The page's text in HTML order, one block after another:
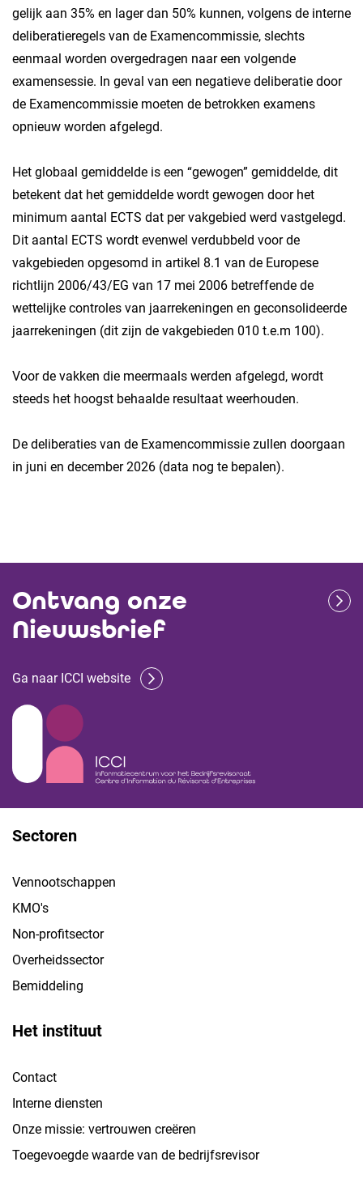
gelijk aan 35% en lager dan 50% kunnen, volgens de interne
deliberatieregels van de Examencommissie, slechts
eenmaal worden overgedragen naar een volgende
examensessie. In geval van een negatieve deliberatie door
de Examencommissie moeten de betrokken examens
opnieuw worden afgelegd.
Het globaal gemiddelde is een “gewogen” gemiddelde, dit
betekent dat het gemiddelde wordt gewogen door het
minimum aantal ECTS dat per vakgebied werd vastgelegd.
Dit aantal ECTS wordt evenwel verdubbeld voor de
vakgebieden opgesomd in artikel 8.1 van de Europese
richtlijn 2006/43/EG van 17 mei 2006 betreffende de
wettelijke controles van jaarrekeningen en geconsolideerde
jaarrekeningen (dit zijn de vakgebieden 010 t.e.m 100).
Voor de vakken die meermaals werden afgelegd, wordt
steeds het hoogst behaalde resultaat weerhouden.
De deliberaties van de Examencommissie zullen doorgaan
in juni en december 2026 (data nog te bepalen).
Ontvang onze
Nieuwsbrief
Ga naar ICCI website
Sectoren
Vennootschappen
KMO's
Non-profitsector
Overheidssector
Bemiddeling
Het instituut
Contact
Interne diensten
Onze missie: vertrouwen creëren
Toegevoegde waarde van de bedrijfsrevisor